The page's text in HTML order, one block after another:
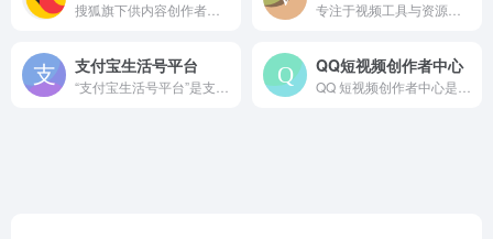
支付宝生活号平台 QQ短视频创作者中心